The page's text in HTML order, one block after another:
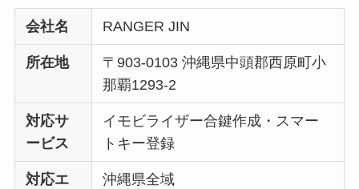
会社名 RANGER JIN
所在地
〒903-0103 沖縄県中頭郡西原町小
那覇1293-2
対応サ
ービス
イモビライザー合鍵作成・スマー
トキー登録
対応エ
沖縄県全域